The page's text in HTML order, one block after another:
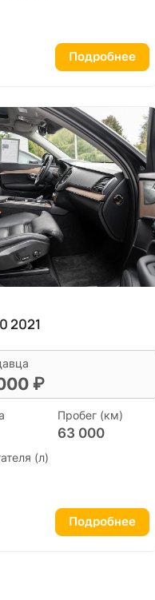
Подробнее
2021
₽
Пробег (км)
63 000
(л)
Подробнее